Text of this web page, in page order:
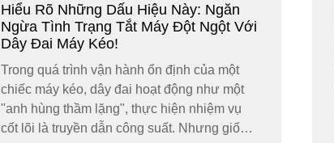
Hiểu Rõ Những Dấu Hiệu Này: Ngăn
Ngừa Tình Trạng Tắt Máy Đột Ngột Với
Dây Đai Máy Kéo!
Trong quá trình vận hành ổn định của một
chiếc máy kéo, dây đai hoạt động như một
"anh hùng thầm lặng", thực hiện nhiệm vụ
cốt lõi là truyền dẫn công suất. Nhưng giống